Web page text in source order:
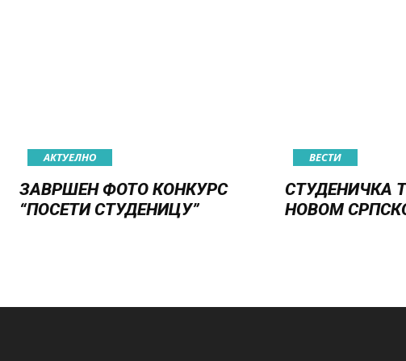
АКТУЕЛНО
ЗАВРШЕН ФОТО КОНКУРС
“ПОСЕТИ СТУДЕНИЦУ”
ВЕСТИ
СТУДЕНИЧКА
НОВОМ